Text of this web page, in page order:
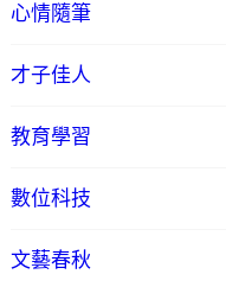
心情隨筆
才子佳人
教育學習
數位科技
文藝春秋